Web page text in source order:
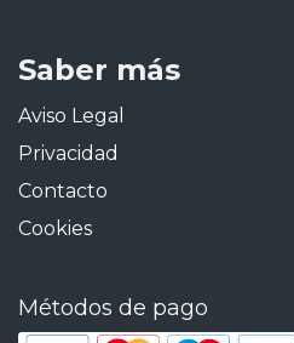
Saber más
Aviso Legal
Privacidad
Contacto
Cookies
Métodos de pago